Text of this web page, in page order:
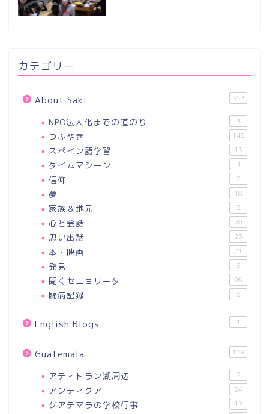
カテゴリー
About Saki 353
NPO法人化までの道のり 4
つぶやき 148
スペイン語学習 13
タイムマシーン 4
信仰 6
夢 18
家族＆地元 9
心と会話 70
思い出話 23
本・映画 21
発見 9
聞くセニョリータ 26
闘病記録 6
English Blogs 1
Guatemala 159
アティトラン湖周辺 7
アンティグア 24
グアテマラの学校行事 12